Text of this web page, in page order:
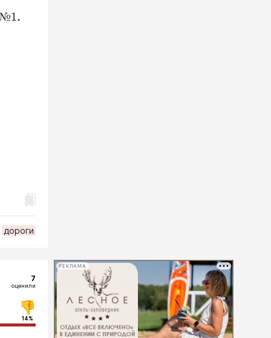
№1.
дороги
7
оценили
14%
РЕКЛАМА